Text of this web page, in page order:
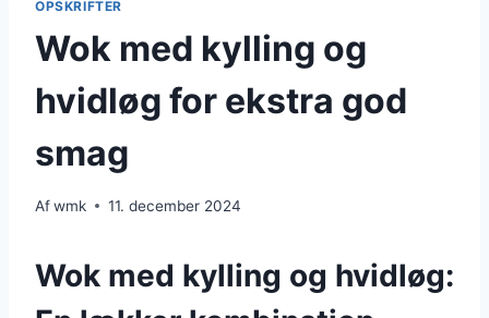
OPSKRIFTER
Wok med kylling og
hvidløg for ekstra god
smag
Afwmk 11. december 2024
Wok med kylling og hvidløg: